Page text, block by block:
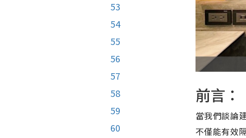
53
54
55
56
57
58
59
60
前言：
當我們談論
不僅能有效